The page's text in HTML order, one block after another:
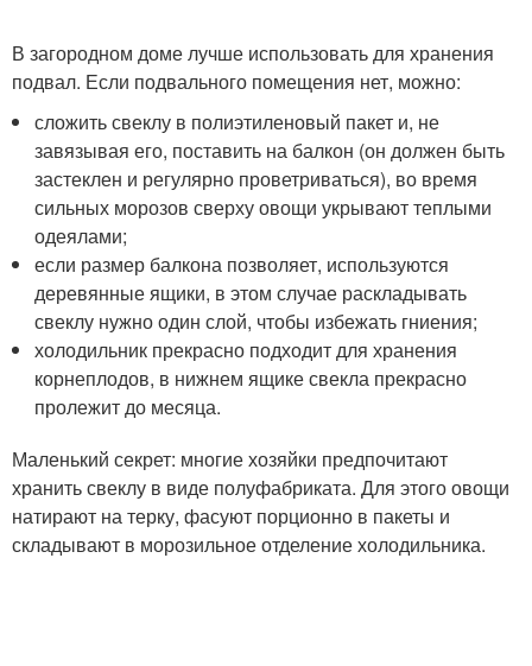
В загородном доме лучше использовать для хранения
подвал. Если подвального помещения нет, можно:
сложить свеклу в полиэтиленовый пакет и, не
завязывая его, поставить на балкон (он должен быть
застеклен и регулярно проветриваться), во время
сильных морозов сверху овощи укрывают теплыми
одеялами;
если размер балкона позволяет, используются
деревянные ящики, в этом случае раскладывать
свеклу нужно один слой, чтобы избежать гниения;
холодильник прекрасно подходит для хранения
корнеплодов, в нижнем ящике свекла прекрасно
пролежит до месяца.
Маленький секрет: многие хозяйки предпочитают
хранить свеклу в виде полуфабриката. Для этого овощи
натирают на терку, фасуют порционно в пакеты и
складывают в морозильное отделение холодильника.